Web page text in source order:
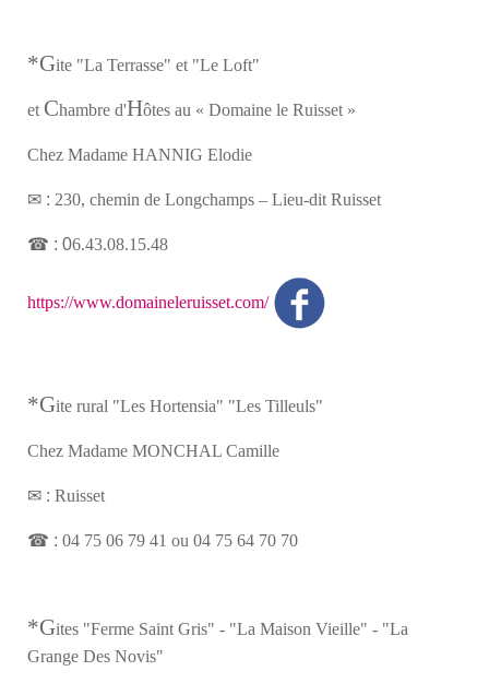
*Gite "La Terrasse" et "Le Loft"
et Chambre d'Hôtes au « Domaine le Ruisset »
Chez Madame HANNIG Elodie
✉ : 230, chemin de Longchamps – Lieu-dit Ruisset
☎ : 06.43.08.15.48
https://www.domaineleruisset.com/
*Gite rural "Les Hortensia" "Les Tilleuls"
Chez Madame MONCHAL Camille
✉ : Ruisset
☎ : 04 75 06 79 41 ou 04 75 64 70 70
*Gites "Ferme Saint Gris" - "La Maison Vieille" - "La
Grange Des Novis"